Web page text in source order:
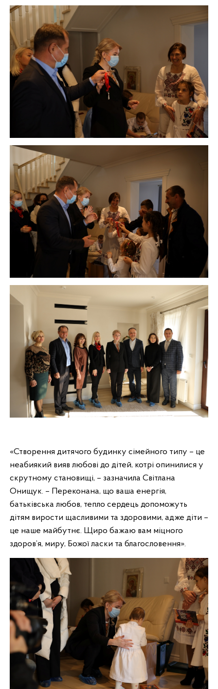
«Створення дитячого будинку сімейного типу – це
неабиякий вияв любові до дітей, котрі опинилися у
скрутному становищі, – зазначила Світлана
Онищук. – Переконана, що ваша енергія,
батьківська любов, тепло сердець допоможуть
дітям вирости щасливими та здоровими, адже діти –
це наше майбутнє. Щиро бажаю вам міцного
здоров’я, миру, Божої ласки та благословення».